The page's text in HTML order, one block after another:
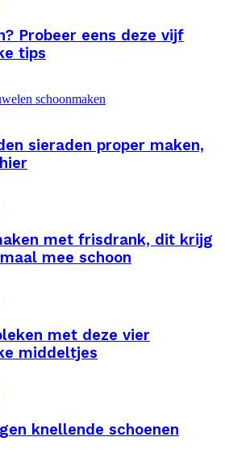
Probeer eens deze vijf
tips
sieraden proper maken,
met frisdrank, dit krijg
mee schoon
met deze vier
middeltjes
knellende schoenen